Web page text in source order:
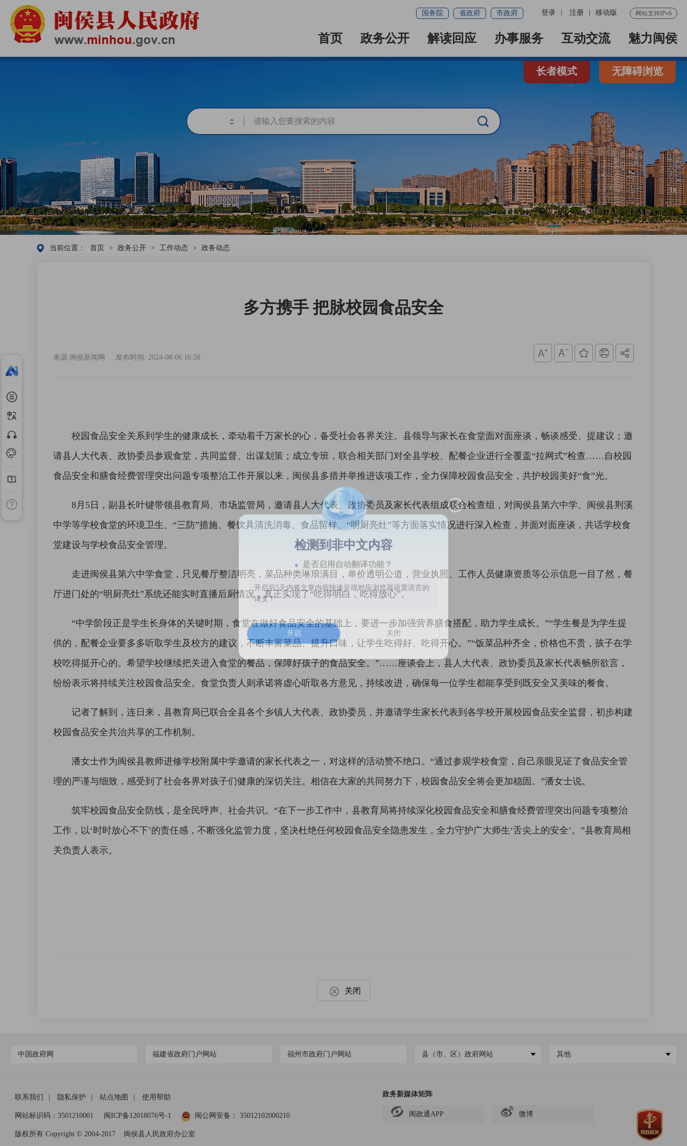
网站支持IPv6
登录 注册 移动版
国务院 省政府 市政府
首页 政务公开 解读回应 办事服务 互动交流 魅力闽侯
长者模式 无障碍浏览
当前位置： 首页 > 政务公开 > 工作动态 > 政务动态
多方携手 把脉校园食品安全
来源:闽侯新闻网 发布时间: 2024-08-06 16:50
校园食品安全关系到学生的健康成长，牵动着千万家长的心，备受社会各界关注。县领导与家长在食堂面对面座谈，畅谈感受、提建议；邀
请县人大代表、政协委员参观食堂，共同监督、出谋划策；成立专班，联合相关部门对全县学校、配餐企业进行全覆盖“拉网式”检查……自校园
食品安全和膳食经费管理突出问题专项整治工作开展以来，闽侯县多措并举推进该项工作，全力保障校园食品安全，共护校园美好“食”光。
8月5日，副县长叶键带领县教育局、市场监管局，邀请县人大代表、政协委员及家长代表组成联合检查组，对闽侯县第六中学、闽侯县荆溪
中学等学校食堂的环境卫生、“三防”措施、餐饮具清洗消毒、食品留样、“明厨亮灶”等方面落实情况进行深入检查，并面对面座谈，共话学校食
堂建设与学校食品安全管理。
走进闽侯县第六中学食堂，只见餐厅整洁明亮，菜品种类琳琅满目，单价透明公道，营业执照、工作人员健康资质等公示信息一目了然，餐
厅进门处的“明厨亮灶”系统还能实时直播后厨情况，真正实现了“吃得明白，吃得放心”。
“中学阶段正是学生长身体的关键时期，食堂在做好食品安全的基础上，要进一步加强营养膳食搭配，助力学生成长。”“学生餐是为学生提
供的，配餐企业要多多听取学生及校方的建议，不断丰富菜品、提升口味，让学生吃得好、吃得开心。”“饭菜品种齐全，价格也不贵，孩子在学
校吃得挺开心的。希望学校继续把关进入食堂的餐品，保障好孩子的食品安全。”……座谈会上，县人大代表、政协委员及家长代表畅所欲言，
纷纷表示将持续关注校园食品安全。食堂负责人则承诺将虚心听取各方意见，持续改进，确保每一位学生都能享受到既安全又美味的餐食。
记者了解到，连日来，县教育局已联合全县各个乡镇人大代表、政协委员，并邀请学生家长代表到各学校开展校园食品安全监督，初步构建
校园食品安全共治共享的工作机制。
潘女士作为闽侯县教师进修学校附属中学邀请的家长代表之一，对这样的活动赞不绝口。“通过参观学校食堂，自己亲眼见证了食品安全管
理的严谨与细致，感受到了社会各界对孩子们健康的深切关注。相信在大家的共同努力下，校园食品安全将会更加稳固。”潘女士说。
筑牢校园食品安全防线，是全民呼声、社会共识。“在下一步工作中，县教育局将持续深化校园食品安全和膳食经费管理突出问题专项整治
工作，以‘时时放心不下’的责任感，不断强化监管力度，坚决杜绝任何校园食品安全隐患发生，全力守护广大师生‘舌尖上的安全’。”县教育局相
关负责人表示。
关闭
中国政府网 福建省政府门户网站 福州市政府门户网站 县（市、区）政府网站 其他
联系我们 隐私保护 站点地图 使用帮助
网站标识码：3501210001 闽ICP备12018076号-1 闽公网安备： 35012102000210
版权所有 Copyright © 2004-2017 闽侯县人民政府办公室
政务新媒体矩阵
闽政通APP 微博
检测到非中文内容
是否启用自动翻译功能？
开启后5天内将文章内容快速呈现对应浏览器设置语言的
译文！
开启 关闭